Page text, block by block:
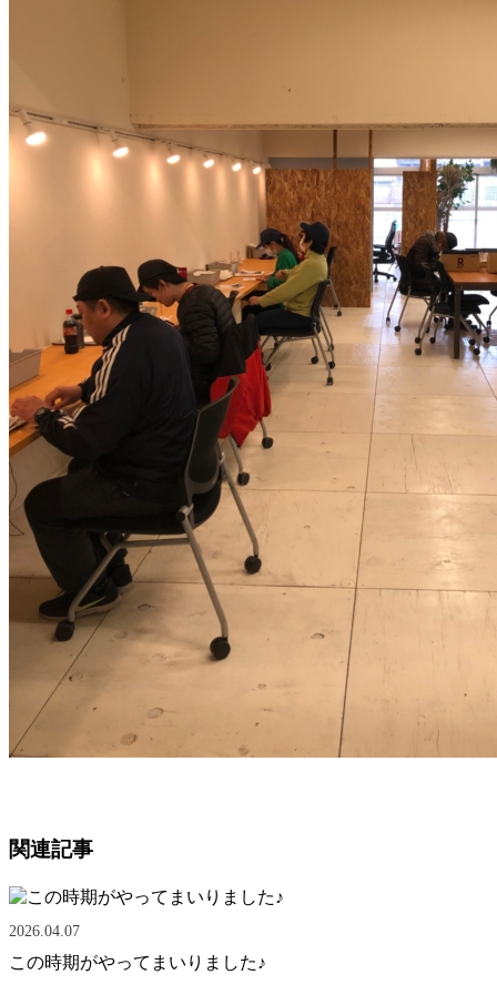
関連記事
2026.04.07
この時期がやってまいりました♪